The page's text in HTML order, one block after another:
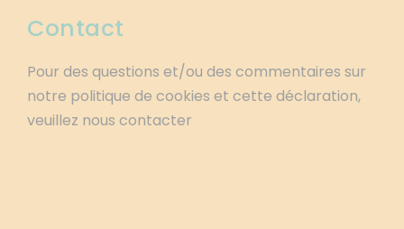
Contact
Pour des questions et/ou des commentaires sur
notre politique de cookies et cette déclaration,
veuillez nous contacter